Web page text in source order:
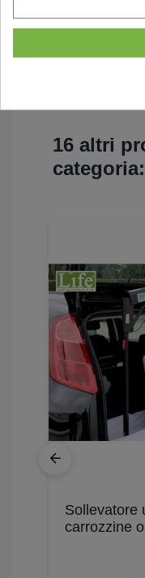
16 altri
categoria:
Sollevatore
carrozzine